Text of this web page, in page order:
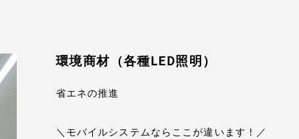
環境商材（各種LED照明）
省エネの推進
＼モバイルシステムならここが違います！／